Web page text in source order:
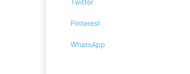
Twitter
Pinterest
WhatsApp